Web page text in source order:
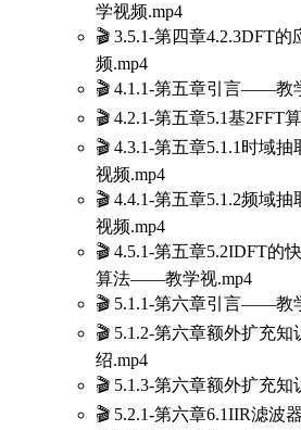
学视频.mp4
🎬 3.5.1-第四章4.2.3DFT
频.mp4
🎬 4.1.1-第五章引言——教
🎬 4.2.1-第五章5.1基
🎬 4.3.1-第五章5.1.1时域
视频.mp4
🎬 4.4.1-第五章5.1.2频域
视频.mp4
🎬 4.5.1-第五章5.2IDFT的
算法——教学视.mp4
🎬 5.1.1-第六章引言——教
🎬 5.1.2-第六章额外扩充
绍.mp4
🎬 5.1.3-第六章额外扩充
🎬 5.2.1-第六章6.1IIR滤波